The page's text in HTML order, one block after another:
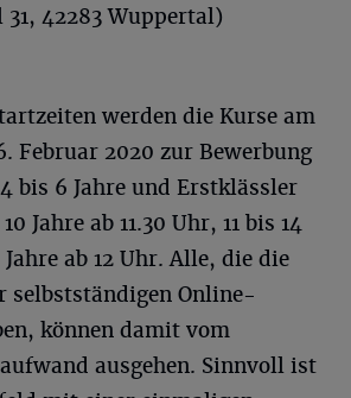
42283 Wuppertal)
werden die Kurse am
Februar 2020 zur Bewerbung
bis 6 Jahre und Erstklässler
Jahre ab 11.30 Uhr, 11 bis 14
ab 12 Uhr. Alle, die die
selbstständigen Online-
können damit vom
ausgehen. Sinnvoll ist